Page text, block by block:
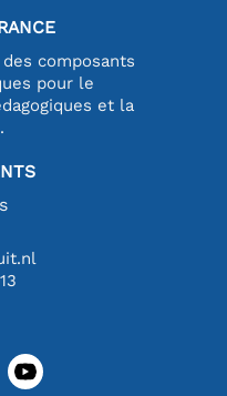
composants
pour le
et la